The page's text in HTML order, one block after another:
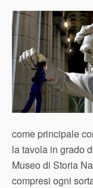
come principale
la tavola in grado
Museo di Storia
compresi ogni